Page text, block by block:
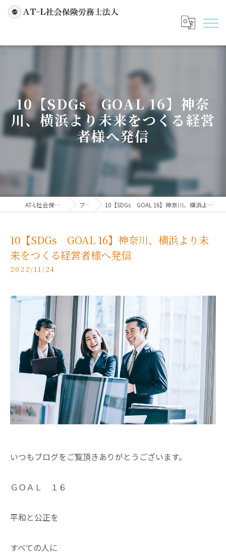
10【SDGs GOAL 16】神奈
川、横浜より未来をつくる経営
者様へ発信
AT-L社会保険労務士法人 ブログ 10【SDGs GOAL 16】神奈川、横浜より未来をつくる経営者様へ発信
10【SDGs GOAL 16】神奈川、横浜より未
来をつくる経営者様へ発信
2022/11/24
いつもブログをご覧頂きありがとうございます。
ＧＯＡＬ １６
平和と公正を
すべての人に